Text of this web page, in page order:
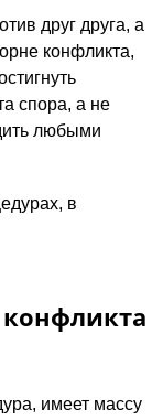
друг друга, а
конфликта,
спора, а не
любыми
в
имеет массу